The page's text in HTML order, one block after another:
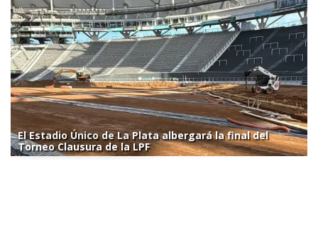
El Estadio Único de La Plata albergará la final del
Torneo Clausura de la LPF